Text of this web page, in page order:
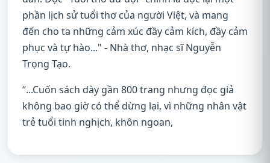
phần lịch sử tuổi thơ của người Việt, và mang
đến cho ta những cảm xúc đầy cảm kích, đầy cảm
phục và tự hào..." - Nhà thơ, nhạc sĩ Nguyễn
Trọng Tạo.
“...Cuốn sách dày gần 800 trang nhưng đọc giả
không bao giờ có thể dừng lại, vì những nhân vật
trẻ tuổi tinh nghịch, khôn ngoan,